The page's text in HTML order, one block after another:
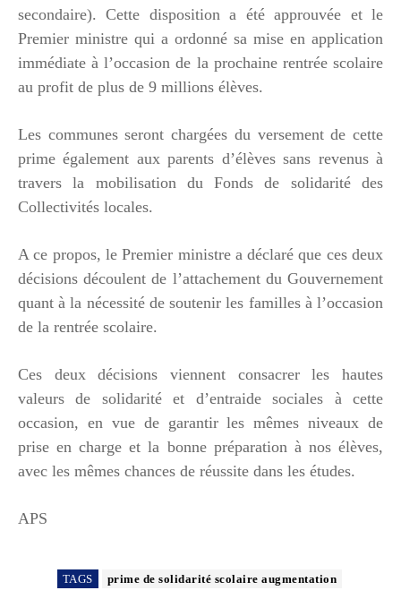
secondaire). Cette disposition a été approuvée et le
Premier ministre qui a ordonné sa mise en application
immédiate à l’occasion de la prochaine rentrée scolaire
au profit de plus de 9 millions élèves.
Les communes seront chargées du versement de cette
prime également aux parents d’élèves sans revenus à
travers la mobilisation du Fonds de solidarité des
Collectivités locales.
A ce propos, le Premier ministre a déclaré que ces deux
décisions découlent de l’attachement du Gouvernement
quant à la nécessité de soutenir les familles à l’occasion
de la rentrée scolaire.
Ces deux décisions viennent consacrer les hautes
valeurs de solidarité et d’entraide sociales à cette
occasion, en vue de garantir les mêmes niveaux de
prise en charge et la bonne préparation à nos élèves,
avec les mêmes chances de réussite dans les études.
APS
TAGS prime de solidarité scolaire augmentation